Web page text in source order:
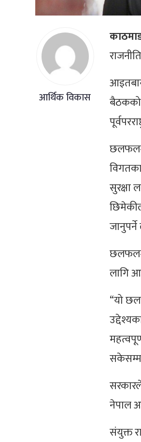
आर्थिक विकास
बैठकको
सुरक्षा
लागि
“यो
सकेसम्म
नेपाल
संयुक्त